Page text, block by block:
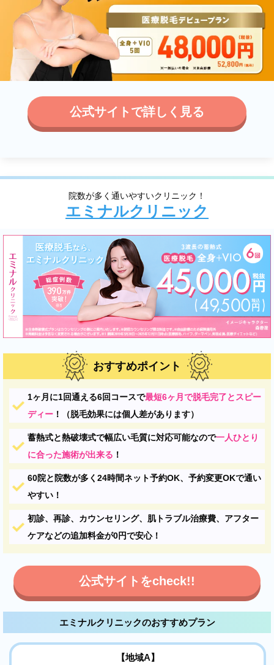
公式サイトで詳しく見る
院数が多く通いやすいクリニック！
エミナルクリニック
おすすめポイント
1ヶ月に1回通える6回コースで最短6ヶ月で脱毛完了とスピー
ディー！（脱毛効果には個人差があります）
蓄熱式と熱破壊式で幅広い毛質に対応可能なので一人ひとり
に合った施術が出来る ！
60院と院数が多く24時間ネット予約OK、予約変更OKで通い
やすい！
初診、再診、カウンセリング、肌トラブル治療費、アフター
ケアなどの追加料金が0円で安心！
公式サイトをcheck!!
エミナルクリニックのおすすめプラン
【地域A】